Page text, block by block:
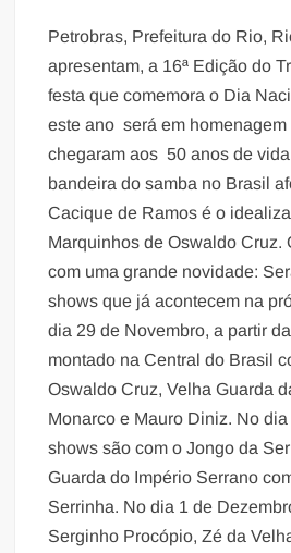
Petrobras, Prefeitura do Rio,
apresentam, a 16ª Edição do
festa que comemora o Dia
este ano será em
chegaram aos 50 anos de
bandeira do samba no Brasil
Cacique de Ramos é o
Marquinhos de Oswaldo Cruz.
com uma grande novidade:
shows que já acontecem na
dia 29 de Novembro, a partir
montado na Central do Brasil
Oswaldo Cruz, Velha Guarda
Monarco e Mauro Diniz. No
shows são com o Jongo da
Guarda do Império Serrano
Serrinha. No dia 1 de
Serginho Procópio, Zé da